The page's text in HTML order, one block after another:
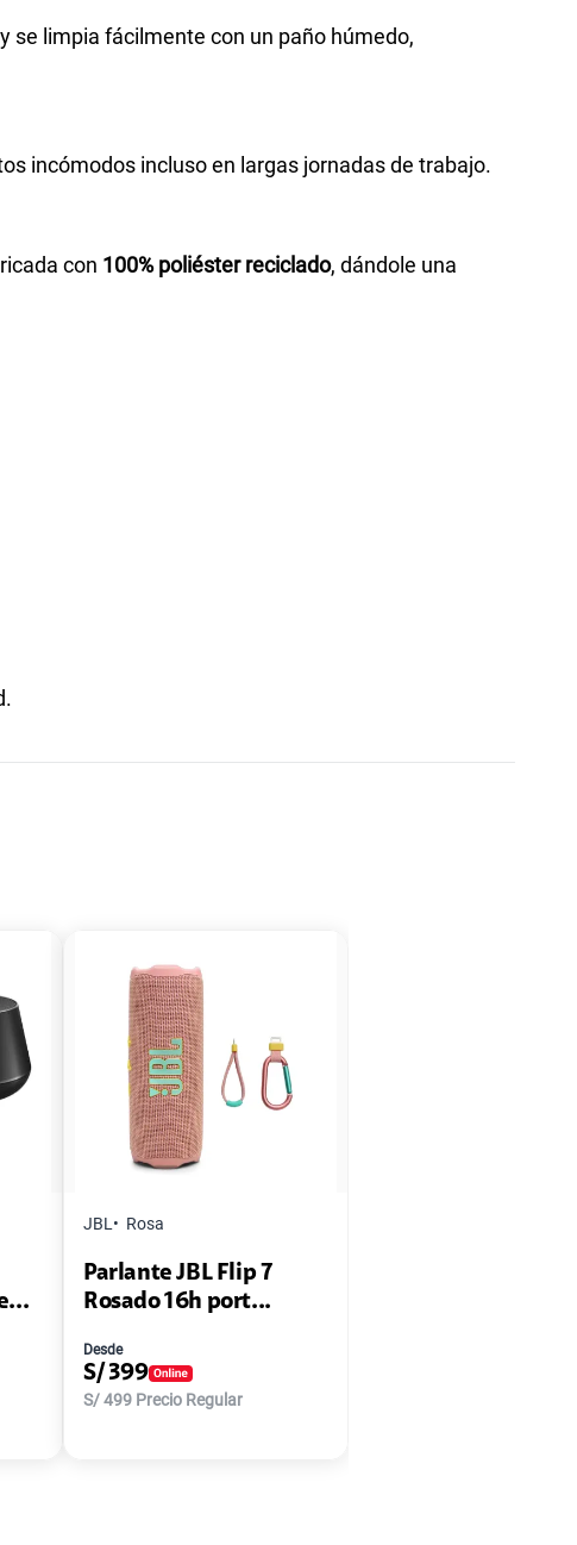
se limpia fácilmente con un paño húmedo,
incómodos incluso en largas jornadas de trabajo.
con 100% poliéster reciclado, dándole una
JBL Rosa
Parlante JBL Flip 7
Rosado 16h port...
Desde
S/ 399
S/499 Precio Regular